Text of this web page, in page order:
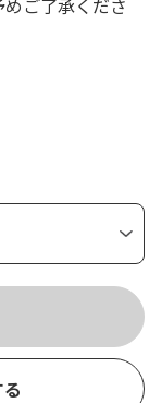
ご了承くださ